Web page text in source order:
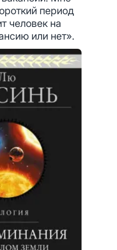
период
человек на
или нет».